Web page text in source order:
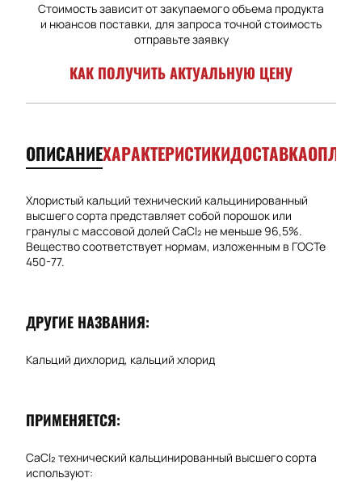
Стоимость зависит от закупаемого объема продукта
и нюансов поставки, для запроса точной стоимость
отправьте заявку
КАК ПОЛУЧИТЬ АКТУАЛЬНУЮ ЦЕНУ
ОПИСАНИЕХАРАКТЕРИСТИКИДОСТАВКА
Хлористый кальций технический кальцинированный
высшего сорта представляет собой порошок или
гранулы с массовой долей CaCl₂ не меньше 96,5%.
Вещество соответствует нормам, изложенным в ГОСТе
450-77.
ДРУГИЕ НАЗВАНИЯ:
Кальций дихлорид, кальций хлорид
ПРИМЕНЯЕТСЯ:
CaCl₂ технический кальцинированный высшего сорта
используют: